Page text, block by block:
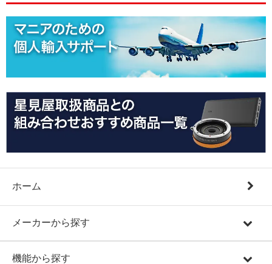
ホーム
メーカーから探す
機能から探す